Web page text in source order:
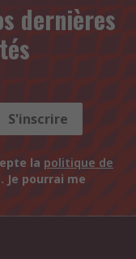
dernières
S'inscrire
la politique de
Je pourrai me